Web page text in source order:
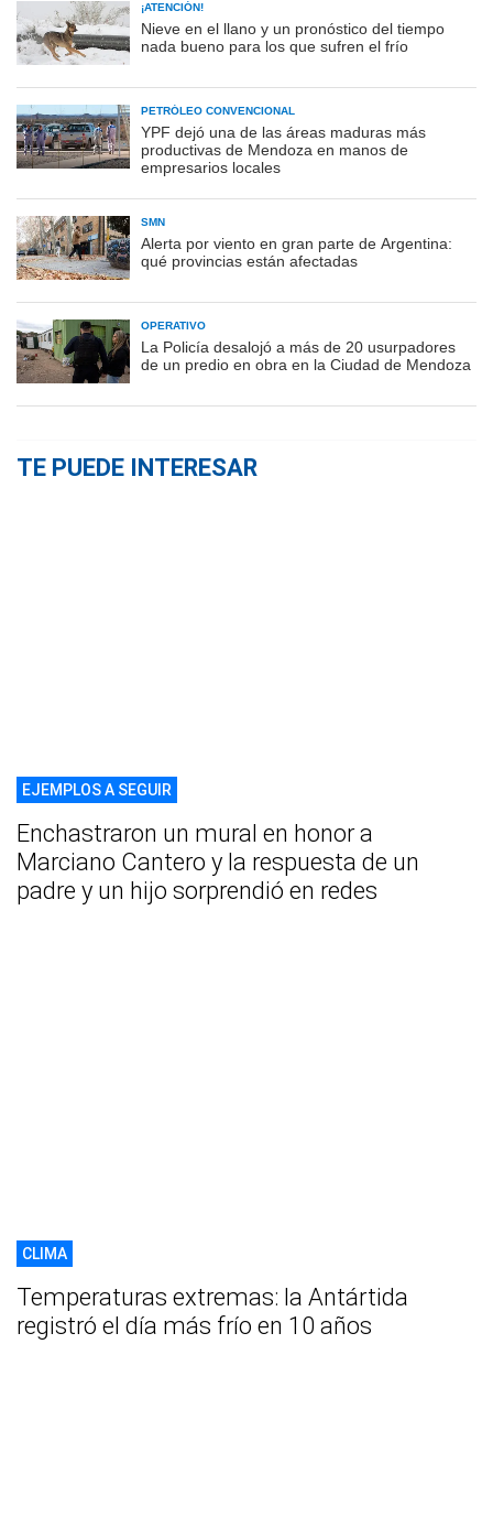
¡ATENCIÓN!
Nieve en el llano y un pronóstico del tiempo
nada bueno para los que sufren el frío
PETRÓLEO CONVENCIONAL
YPF dejó una de las áreas maduras más
productivas de Mendoza en manos de
empresarios locales
SMN
Alerta por viento en gran parte de Argentina:
qué provincias están afectadas
OPERATIVO
La Policía desalojó a más de 20 usurpadores
de un predio en obra en la Ciudad de Mendoza
TE PUEDE INTERESAR
EJEMPLOS A SEGUIR
Enchastraron un mural en honor a
Marciano Cantero y la respuesta de un
padre y un hijo sorprendió en redes
CLIMA
Temperaturas extremas: la Antártida
registró el día más frío en 10 años